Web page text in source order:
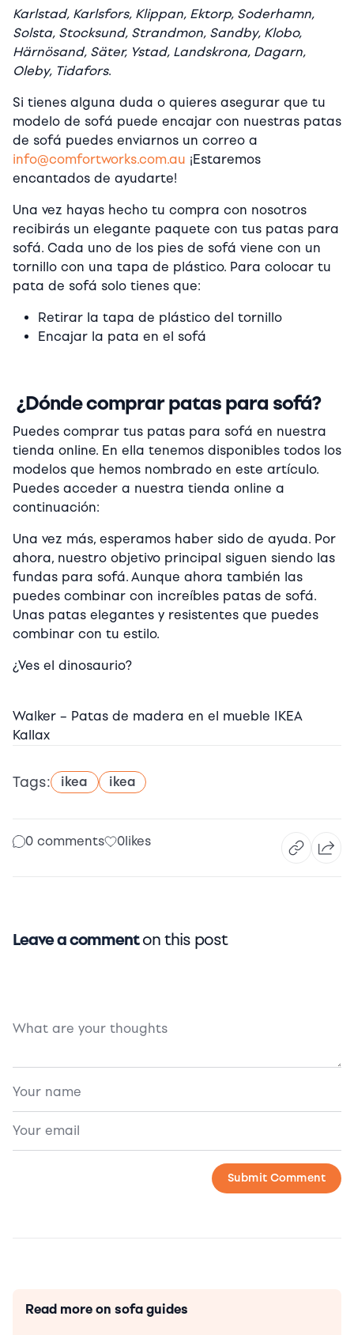
Karlstad, Karlsfors, Klippan, Ektorp, Soderhamn,
Solsta, Stocksund, Strandmon, Sandby, Klobo,
Härnösand, Säter, Ystad, Landskrona, Dagarn,
Oleby, Tidafors.
Si tienes alguna duda o quieres asegurar que tu
modelo de sofá puede encajar con nuestras patas
de sofá puedes enviarnos un correo a
info@comfortworks.com.au ¡Estaremos
encantados de ayudarte!
Una vez hayas hecho tu compra con nosotros
recibirás un elegante paquete con tus patas para
sofá. Cada uno de los pies de sofá viene con un
tornillo con una tapa de plástico. Para colocar tu
pata de sofá solo tienes que:
Retirar la tapa de plástico del tornillo
Encajar la pata en el sofá
¿Dónde comprar patas para sofá?
Puedes comprar tus patas para sofá en nuestra
tienda online. En ella tenemos disponibles todos los
modelos que hemos nombrado en este artículo.
Puedes acceder a nuestra tienda online a
continuación:
Una vez más, esperamos haber sido de ayuda. Por
ahora, nuestro objetivo principal siguen siendo las
fundas para sofá. Aunque ahora también las
puedes combinar con increíbles patas de sofá.
Unas patas elegantes y resistentes que puedes
combinar con tu estilo.
¿Ves el dinosaurio?
Walker – Patas de madera en el mueble IKEA
Kallax
Tags: ikea ikea
0 comments 0likes
Leave a commenton this post
Read more on sofa guides